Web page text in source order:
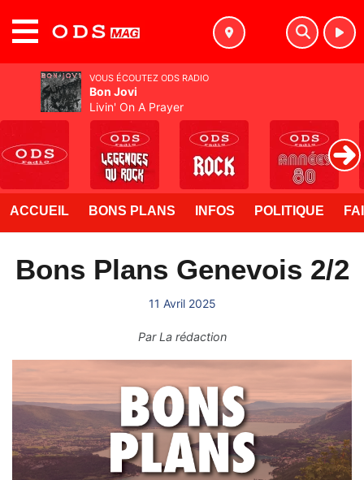
ACCUEIL BONS PLANS INFOS POLITIQUE
Bons Plans Genevois 2/2
11 Avril 2025
ParLa rédaction
VOUS ÉCOUTEZ ODS RADIO
Bon Jovi
Livin' On A Prayer